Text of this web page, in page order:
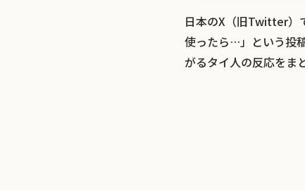
日本のX（旧Twitter）
使ったら…」という投
がるタイ人の反応をま